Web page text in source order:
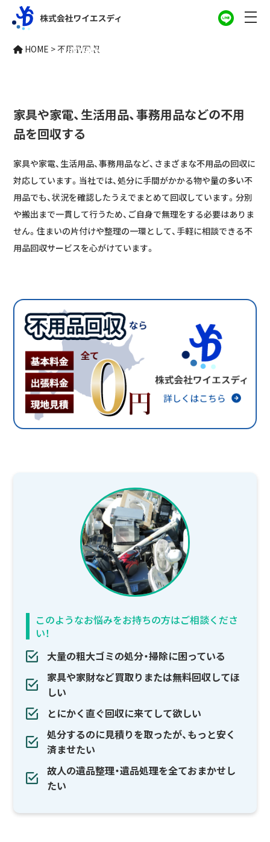
不用品回収
UNWANTED ITEM COLLECTION
HOME >不用品回収
家具や家電、生活用品、事務用品などの不用
品を回収する
家具や家電、生活用品、事務用品など、さまざまな不用品の回収に
対応しています。当社では、処分に手間がかかる物や量の多い不
用品でも、状況を確認したうえでまとめて回収しています。分別
や搬出まで一貫して行うため、ご自身で無理をする必要はありま
せん。住まいの片付けや整理の一環として、手軽に相談できる不
用品回収サービスを心がけています。
このようなお悩みをお持ちの方はご相談くださ
い！
大量の粗大ゴミの処分・掃除に困っている
家具や家財など買取りまたは無料回収してほ
しい
とにかく直ぐ回収に来てして欲しい
処分するのに見積りを取ったが、もっと安く
済ませたい
故人の遺品整理・遺品処理を全ておまかせし
たい